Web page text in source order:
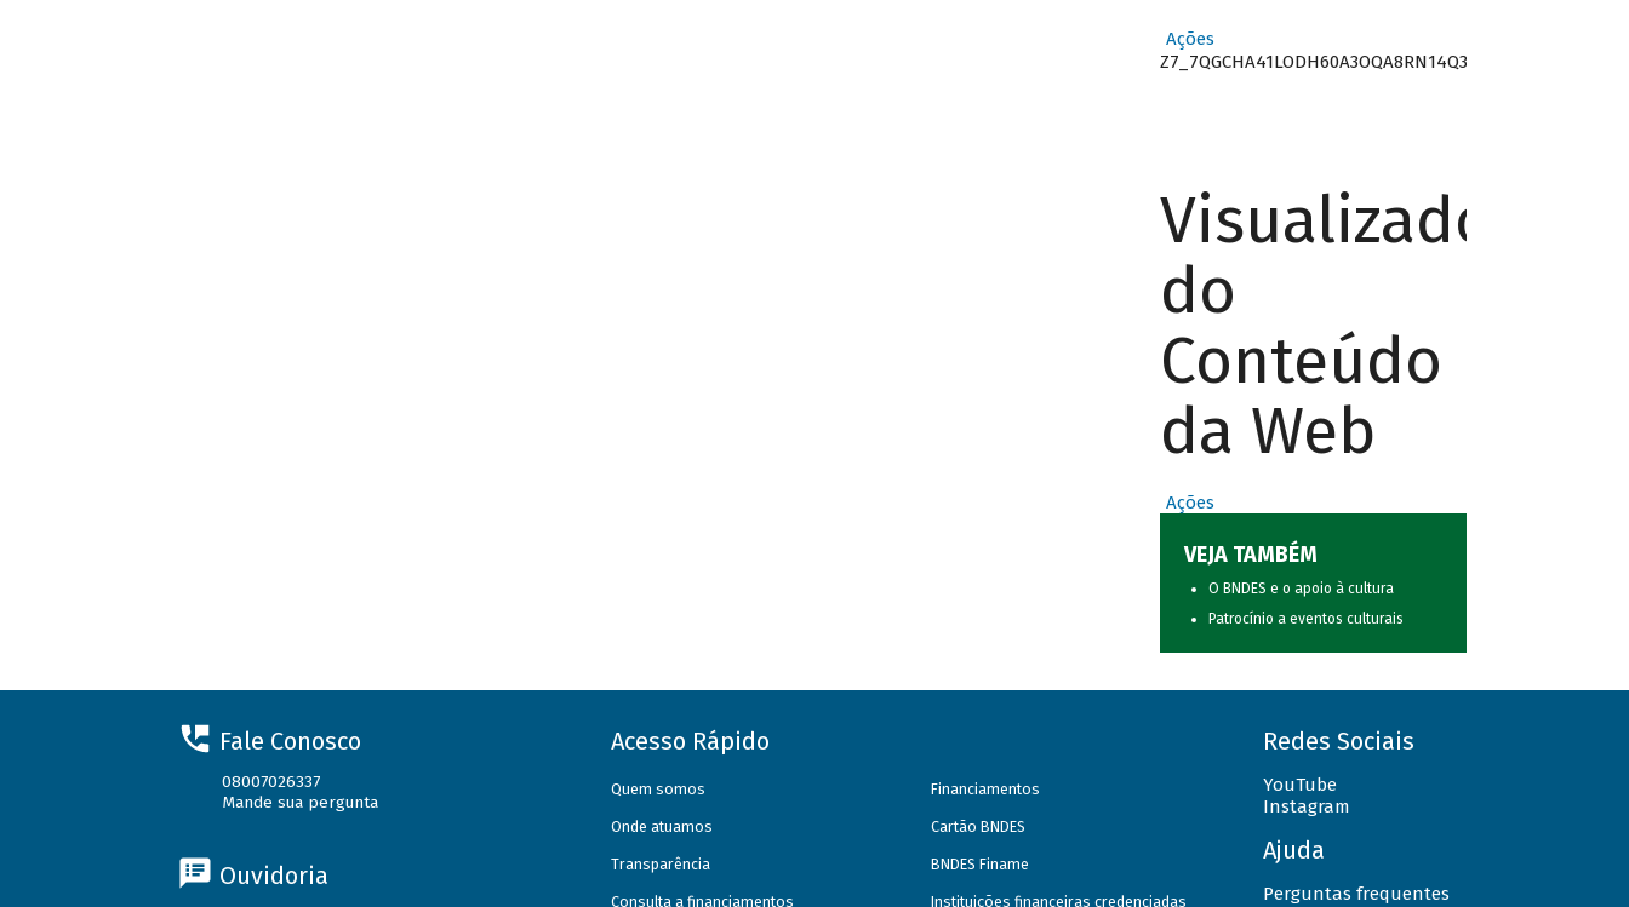
Ações
Z7_7QGCHA41LODH60A3OQA8RN14Q3
Visualizador
do
Conteúdo
da Web
Ações
VEJA TAMBÉM
O BNDES e o apoio à cultura
Patrocínio a eventos culturais
Fale Conosco
08007026337
Mande sua pergunta
Ouvidoria
Acesso Rápido
Quem somos
Onde atuamos
Transparência
Consulta a financiamentos
Financiamentos
Cartão BNDES
BNDES Finame
Instituições financeiras credenciadas
Redes Sociais
YouTube
Instagram
Ajuda
Perguntas frequentes